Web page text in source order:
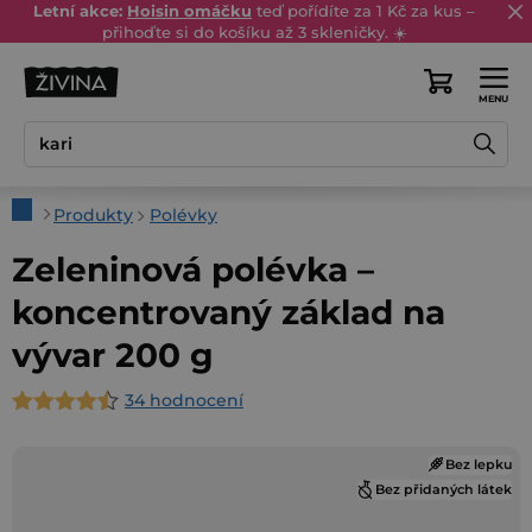
Přejít
na
obsah
Letní akce: Hoisin omáčku teď pořídíte za 1 Kč za kus –
přihoďte si do košíku až 3 skleničky. ☀️
Nákupní
DomůProdukty Polévky
Zeleninová polévka –
koncentrovaný základ na
vývar 200 g
Průměrné
34 hodnocení
Bez lepku
Bez přidaných látek